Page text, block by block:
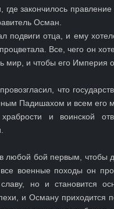
где закончилось
Осман.
подвиги отца, и ему
Все, чего он
мир, и чтобы его Империя
что
Падишахом и всем его
и воинской
любой бой первым, чтобы
военные походы он
но и становится
и Осману приходится